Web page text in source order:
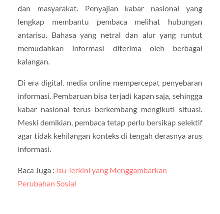
dan masyarakat. Penyajian kabar nasional yang
lengkap membantu pembaca melihat hubungan
antarisu. Bahasa yang netral dan alur yang runtut
memudahkan informasi diterima oleh berbagai
kalangan.
Di era digital, media online mempercepat penyebaran
informasi. Pembaruan bisa terjadi kapan saja, sehingga
kabar nasional terus berkembang mengikuti situasi.
Meski demikian, pembaca tetap perlu bersikap selektif
agar tidak kehilangan konteks di tengah derasnya arus
informasi.
Baca Juga : Isu Terkini yang Menggambarkan
Perubahan Sosial